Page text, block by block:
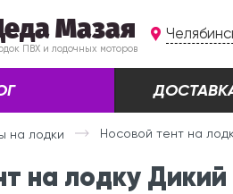
Мазая
ПВХ и лодочных моторов
на лодки Носовой тент на
на лодку